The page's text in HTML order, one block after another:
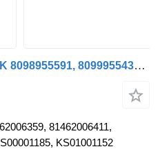
Colonne de direction TGA K 8098955591, 8099955432, 81 pour camion MAN TGA K
81462006411,
KS01001152